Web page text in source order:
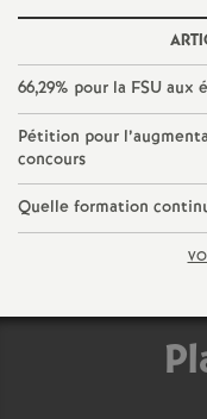
66,29% pour la FSU aux
Pétition pour
concours
Quelle formation